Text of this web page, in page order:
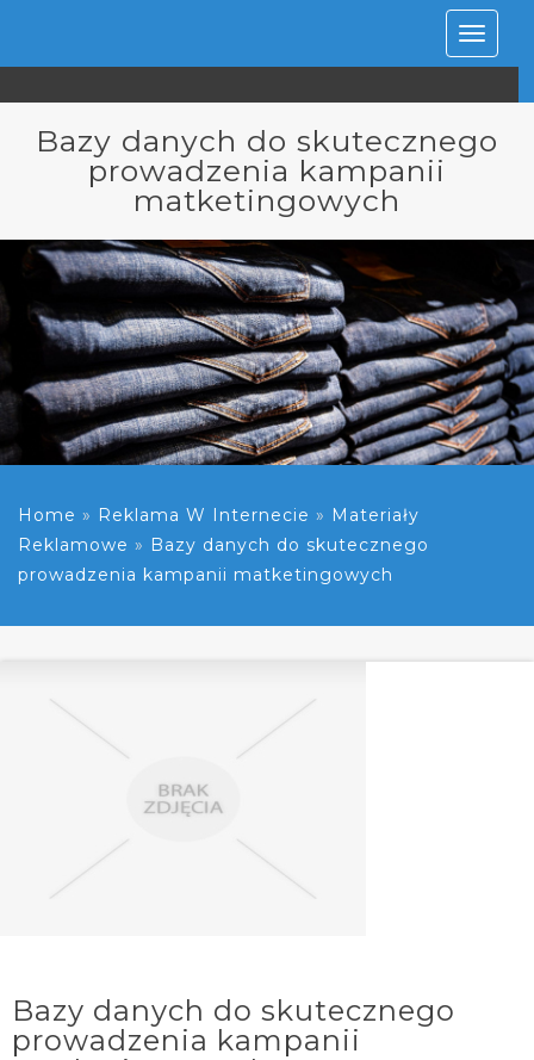
Rozwiń
Bazy danych do skutecznego
prowadzenia kampanii
matketingowych
Home » Reklama W Internecie » Materiały
Reklamowe » Bazy danych do skutecznego
prowadzenia kampanii matketingowych
Bazy danych do skutecznego
prowadzenia kampanii